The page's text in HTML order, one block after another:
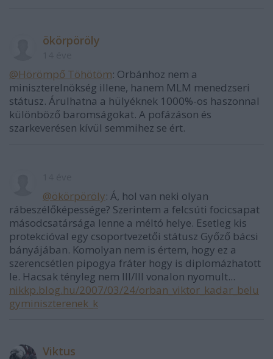
ökörpöröly
@Hörömpő Töhötöm: Orbánhoz nem a
miniszterelnökség illene, hanem MLM menedzseri
státusz. Árulhatna a hülyéknek 1000%-os haszonnal
különböző baromságokat. A pofázáson és
szarkeverésen kívül semmihez se ért.
@ökörpöröly: Á, hol van neki olyan
rábeszélőképessége? Szerintem a felcsúti focicsapat
másodcsatársága lenne a méltó helye. Esetleg kis
protekcióval egy csoportvezetői státusz Győző bácsi
bányájában. Komolyan nem is értem, hogy ez a
szerencsétlen pipogya fráter hogy is diplomázhatott
le. Hacsak tényleg nem III/III vonalon nyomult...
nikkp.blog.hu/2007/03/24/orban_viktor_kadar_belu
gyminiszterenek_k
Viktus